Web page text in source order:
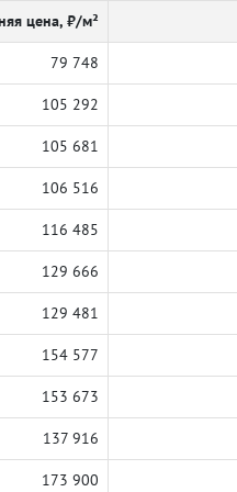
цена, ₽/м²
79 748
105 292
105 681
106 516
116 485
129 666
129 481
154 577
153 673
137 916
173 900